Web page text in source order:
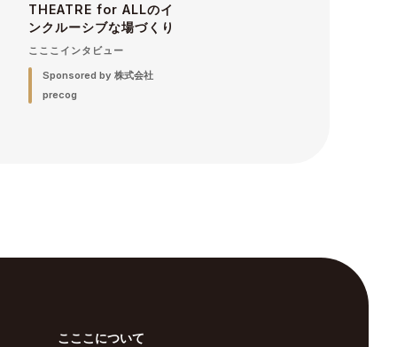
THEATRE for ALLのイ
ンクルーシブな場づくり
こここインタビュー
Sponsored by 株式会社
precog
こここについて